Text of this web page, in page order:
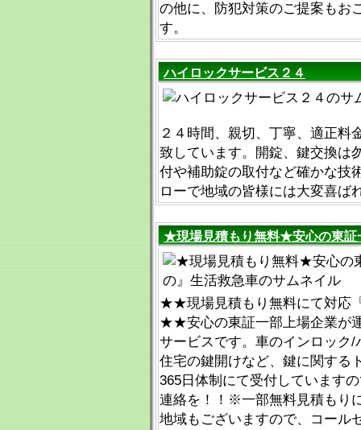
の他に、防犯対策のご提案もお
す。
ハイロックサービス２４
２４時間、親切、丁寧、適正料
致しています。開錠、鍵交換は
付や補助錠の取付など確かな技
ローで地域の皆様には大変喜ば
★現場見積もり無料★安心の東証
★★現場見積もり無料にて対応
★★安心の東証一部上場企業が
サービスです。車のインロック/
住宅の鍵開けなど、鍵に関する
365日体制にて受付しています
連絡を！！※一部無料見積もり
地域もございますので、コール